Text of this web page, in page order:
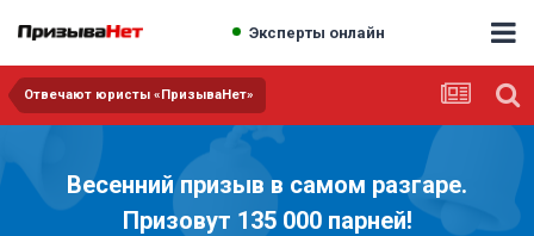
Эксперты онлайн
Отвечают юристы «ПризываНет»
Весенний призыв в самом разгаре.
Призовут 135 000 парней!